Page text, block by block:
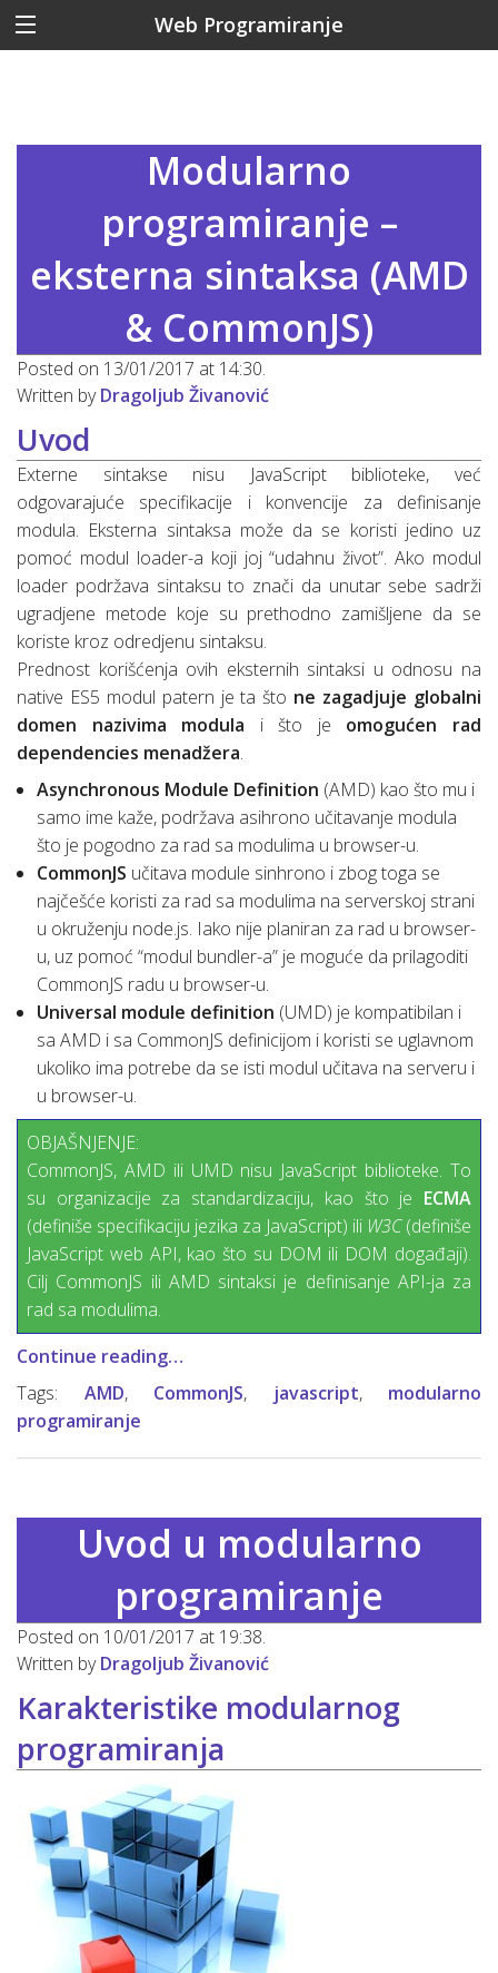
Web Programiranje
Modularno
programiranje –
eksterna sintaksa (AMD
& CommonJS)
Posted on 13/01/2017 at 14:30.
Written byDragoljub Živanović
Uvod
Externe sintakse nisu JavaScript biblioteke, već
odgovarajuće specifikacije i konvencije za definisanje
modula. Eksterna sintaksa može da se koristi jedino uz
pomoć modul loader-a koji joj “udahnu život”. Ako modul
loader podržava sintaksu to znači da unutar sebe sadrži
ugradjene metode koje su prethodno zamišljene da se
koriste kroz odredjenu sintaksu.
Prednost korišćenja ovih eksternih sintaksi u odnosu na
native ES5 modul patern je ta što ne zagadjuje globalni
domen nazivima modula i što je omogućen rad
dependencies menadžera.
Asynchronous Module Definition (AMD) kao što mu i
samo ime kaže, podržava asihrono učitavanje modula
što je pogodno za rad sa modulima u browser-u.
CommonJS učitava module sinhrono i zbog toga se
najčešće koristi za rad sa modulima na serverskoj strani
u okruženju node.js. Iako nije planiran za rad u browser-
u, uz pomoć “modul bundler-a” je moguće da prilagoditi
CommonJS radu u browser-u.
Universal module definition (UMD) je kompatibilan i
sa AMD i sa CommonJS definicijom i koristi se uglavnom
ukoliko ima potrebe da se isti modul učitava na serveru i
u browser-u.
OBJAŠNJENJE:
CommonJS, AMD ili UMD nisu JavaScript biblioteke. To
su organizacije za standardizaciju, kao što je ECMA
(definiše specifikaciju jezika za JavaScript) ili W3C(definiše
JavaScript web API, kao što su DOM ili DOM događaji).
Cilj CommonJS ili AMD sintaksi je definisanje API-ja za
rad sa modulima.
Continue reading…
Tags: AMD, CommonJS, javascript, modularno
programiranje
Uvod u modularno
programiranje
Posted on 10/01/2017 at 19:38.
Written byDragoljub Živanović
Karakteristike modularnog
programiranja